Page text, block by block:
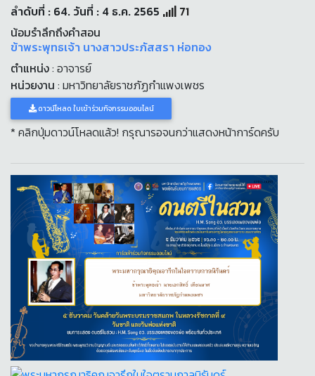
ลำดับที่ : 64. วันที่ : 4 ธ.ค. 2565
71
น้อมรำลึกถึงคำสอน
ข้าพระพุทธเจ้า นางสาวประภัสสรา​ ห่อทอง
ตำแหน่ง: อาจารย์​
หน่วยงาน : มหาวิทยาลัยราชภัฏกำแพงเพชร
ดาวน์โหลด ใบเข้าร่วมกิจกรรมออนไลน์
* คลิกปุ่มดาวน์โหลดแล้ว! กรุณารอจนกว่าแสดงหน้าการ์ดครับ